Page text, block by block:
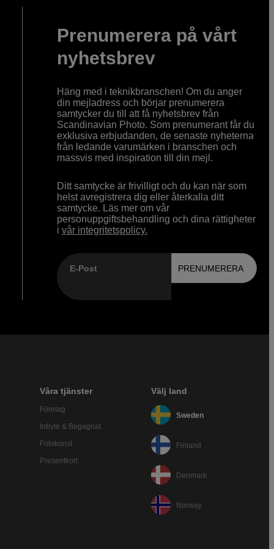
Prenumerera på vårt
nyhetsbrev
Häng med i teknikbranschen! Om du anger
din mejladress och börjar prenumerera
samtycker du till att få nyhetsbrev från
Scandinavian Photo. Som prenumerant får du
exklusiva erbjudanden, de senaste nyheterna
från ledande varumärken i branschen och
massvis med inspiration till din mejl.
Ditt samtycke är frivilligt och du kan när som
helst avregistrera dig eller återkalla ditt
samtycke. Läs mer om vår
personuppgiftsbehandling och dina rättigheter
i vår integritetspolicy.
E-Post PRENUMERERA
Våra tjänster
Företag
Inbyte & Begagnat
Fotokonst
Presentkort
Välj land
Sweden
Finland
Denmark
Norway